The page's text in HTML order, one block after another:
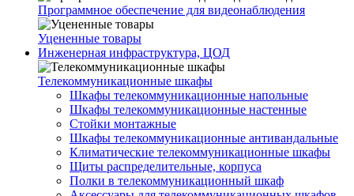
Программное обеспечение для видеонаблюдения
Уцененные товары
Инженерная инфраструктура, ЦОД
Телекоммуникационные шкафы
Шкафы телекоммуникационные напольные
Шкафы телекоммуникационные настенные
Стойки монтажные
Шкафы телекоммуникационные антивандальные
Климатические телекоммуникационные шкафы
Щиты распределительные, корпуса
Полки в телекоммуникационный шкаф